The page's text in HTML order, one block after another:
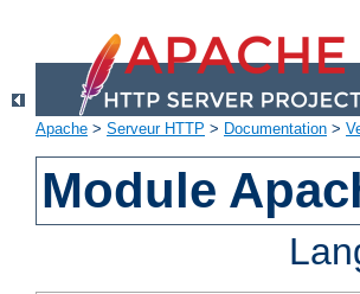
Apache > Serveur HTTP > Documentation >
Module